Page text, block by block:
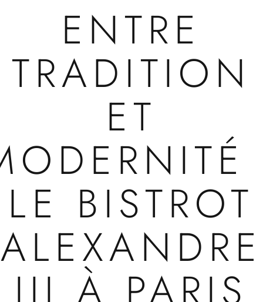
ENTRE
TRADITION
ET
LE BISTROT
ALEXANDRE
III À PARIS